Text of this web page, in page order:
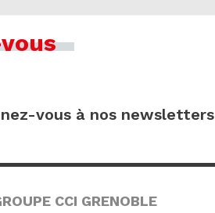
vous à nos newsletters
CCI GRENOBLE